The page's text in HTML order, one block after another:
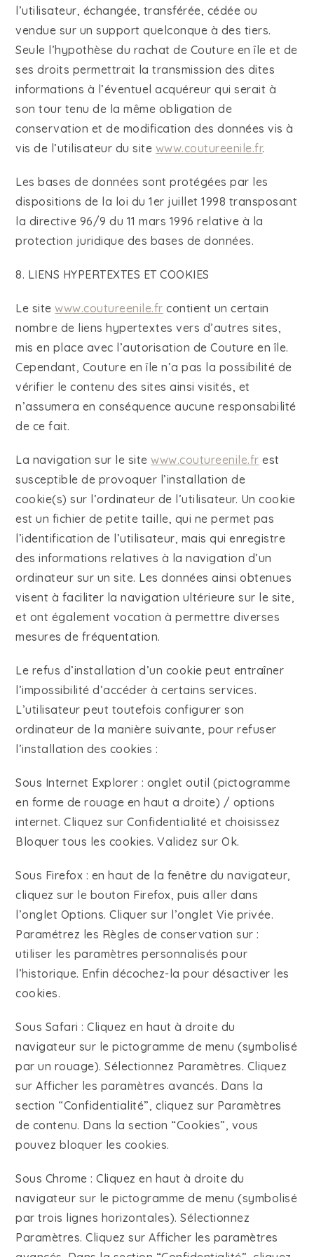
l’utilisateur, échangée, transférée, cédée ou
vendue sur un support quelconque à des tiers.
Seule l’hypothèse du rachat de Couture en île et de
ses droits permettrait la transmission des dites
informations à l’éventuel acquéreur qui serait à
son tour tenu de la même obligation de
conservation et de modification des données vis à
vis de l’utilisateur du site www.coutureenile.fr.
Les bases de données sont protégées par les
dispositions de la loi du 1er juillet 1998 transposant
la directive 96/9 du 11 mars 1996 relative à la
protection juridique des bases de données.
8. LIENS HYPERTEXTES ET COOKIES
Le sitewww.coutureenile.fr contient un certain
nombre de liens hypertextes vers d’autres sites,
mis en place avec l’autorisation de Couture en île.
Cependant, Couture en île n’a pas la possibilité de
vérifier le contenu des sites ainsi visités, et
n’assumera en conséquence aucune responsabilité
de ce fait.
La navigation sur le sitewww.coutureenile.fr est
susceptible de provoquer l’installation de
cookie(s) sur l’ordinateur de l’utilisateur. Un cookie
est un fichier de petite taille, qui ne permet pas
l’identification de l’utilisateur, mais qui enregistre
des informations relatives à la navigation d’un
ordinateur sur un site. Les données ainsi obtenues
visent à faciliter la navigation ultérieure sur le site,
et ont également vocation à permettre diverses
mesures de fréquentation.
Le refus d’installation d’un cookie peut entraîner
l’impossibilité d’accéder à certains services.
L’utilisateur peut toutefois configurer son
ordinateur de la manière suivante, pour refuser
l’installation des cookies :
Sous Internet Explorer : onglet outil (pictogramme
en forme de rouage en haut a droite) / options
internet. Cliquez sur Confidentialité et choisissez
Bloquer tous les cookies. Validez sur Ok.
Sous Firefox : en haut de la fenêtre du navigateur,
cliquez sur le bouton Firefox, puis aller dans
l’onglet Options. Cliquer sur l’onglet Vie privée.
Paramétrez les Règles de conservation sur :
utiliser les paramètres personnalisés pour
l’historique. Enfin décochez-la pour désactiver les
cookies.
Sous Safari : Cliquez en haut à droite du
navigateur sur le pictogramme de menu (symbolisé
par un rouage). Sélectionnez Paramètres. Cliquez
sur Afficher les paramètres avancés. Dans la
section “Confidentialité”, cliquez sur Paramètres
de contenu. Dans la section “Cookies”, vous
pouvez bloquer les cookies.
Sous Chrome : Cliquez en haut à droite du
navigateur sur le pictogramme de menu (symbolisé
par trois lignes horizontales). Sélectionnez
Paramètres. Cliquez sur Afficher les paramètres